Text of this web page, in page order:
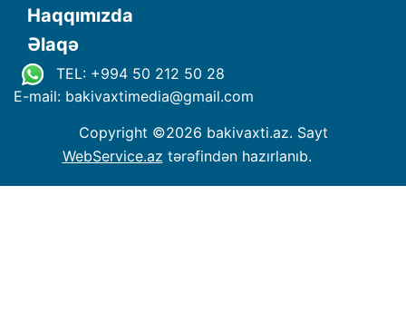
Haqqımızda
Əlaqə
TEL: +994 50 212 50 28
E-mail: bakivaxtimedia@gmail.com
Copyright ©2026 bakivaxti.az. Sayt
WebService.az tərəfindən hazırlanıb.